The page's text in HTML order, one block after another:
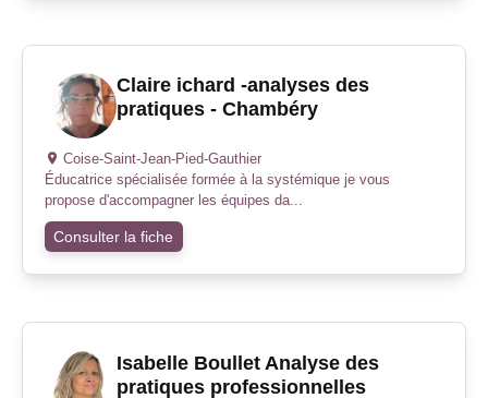
Claire ichard -analyses des
pratiques - Chambéry
Coise-Saint-Jean-Pied-Gauthier
Éducatrice spécialisée formée à la systémique je vous
propose d'accompagner les équipes da...
Consulter la fiche
Isabelle Boullet Analyse des
pratiques professionnelles